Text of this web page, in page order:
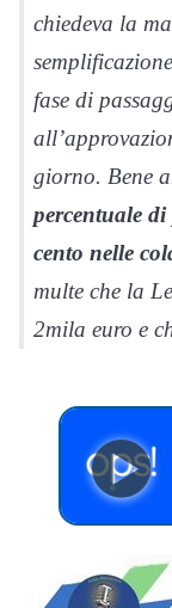
chiedeva la
fase di
giorno. Bene
percentuale
cento nelle
multe che la
2mila euro e